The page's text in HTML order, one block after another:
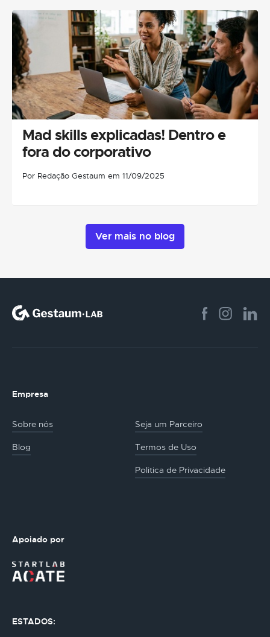
Mad skills explicadas! Dentro e
fora do corporativo
Por Redação Gestaum em 11/09/2025
Ver mais no blog
Empresa
Sobre nós Seja um Parceiro
Blog Termos de Uso
Politica de Privacidade
Apoiado por
ESTADOS: